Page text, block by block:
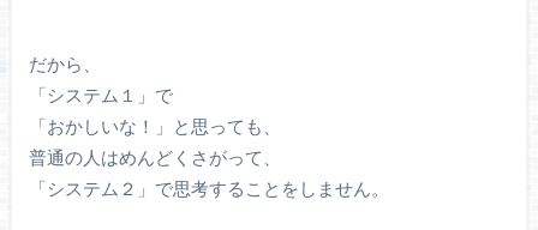
だから、
「システム１」で
「おかしいな！」と思っても、
普通の人はめんどくさがって、
「システム２」で思考することをしません。